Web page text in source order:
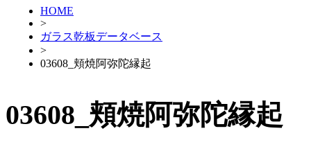
HOME
>
ガラス乾板データベース
>
03608_頬焼阿弥陀縁起
03608_頬焼阿弥陀縁起